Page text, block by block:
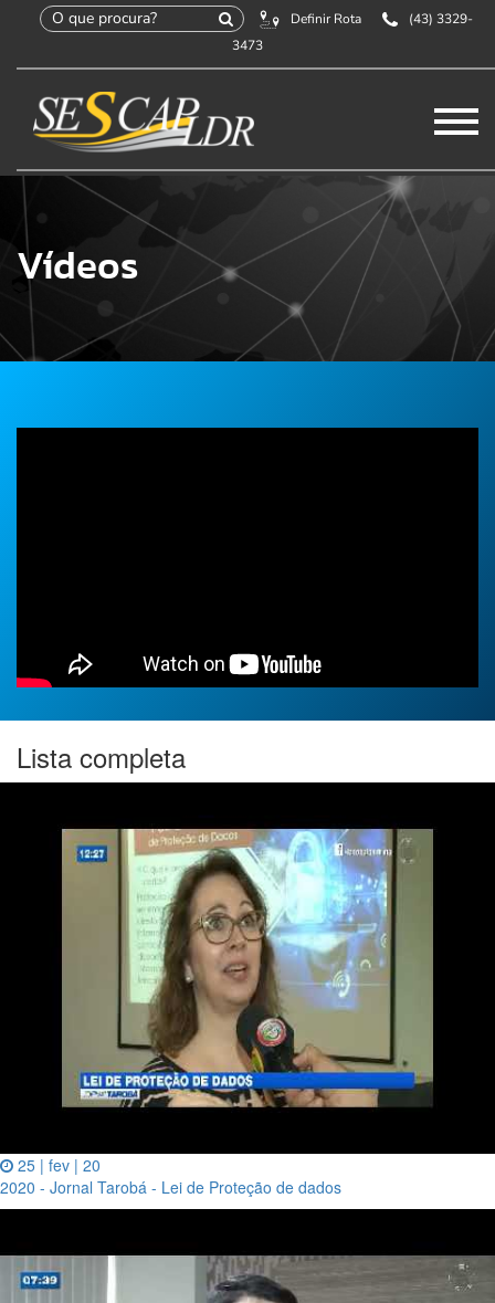
Definir Rota
(43) 3329-
3473
×
Início
SESCAP
Associados
Contribuição
Certificação
Vídeos
Lista completa
25 | fev | 20
2020 - Jornal Tarobá - Lei de Proteção de dados